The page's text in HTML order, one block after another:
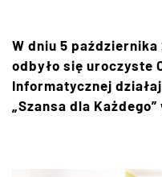
W dniu 5
odbyło się uroczyste
Informatycznej
„Szansa dla